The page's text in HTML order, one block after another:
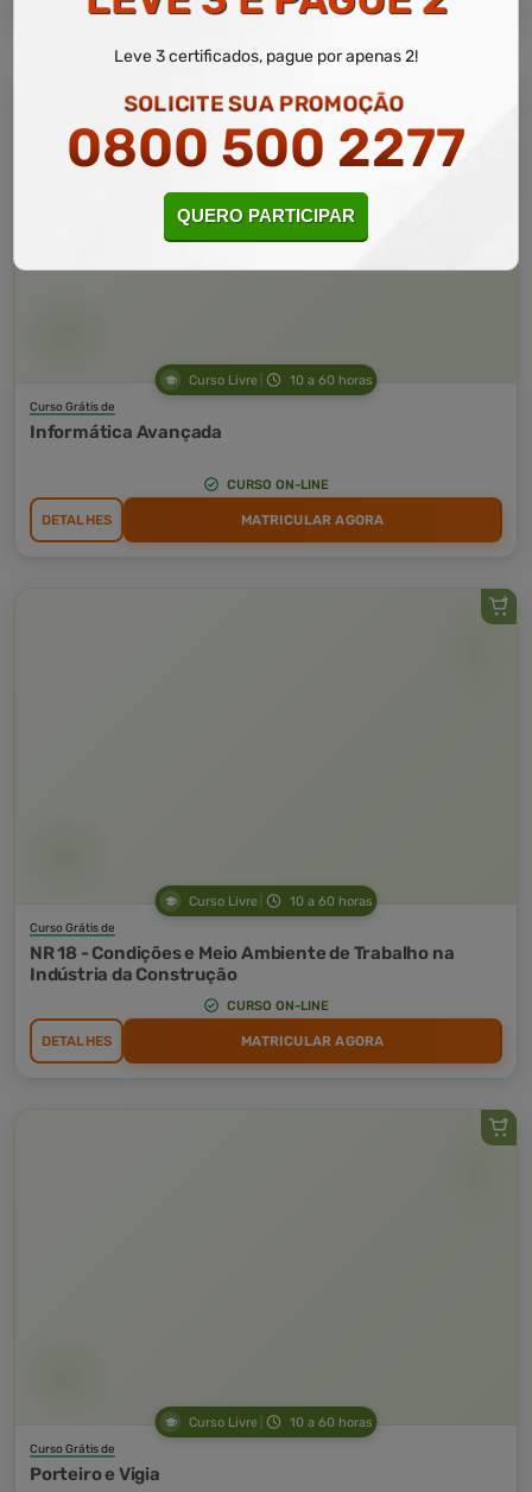
Curso Livre 10 a 60 horas
Curso Grátis de
Informática Avançada
CURSO ON-LINE
DETALHES MATRICULAR AGORA
Curso Livre 10 a 60 horas
Curso Grátis de
NR 18 - Condições e Meio Ambiente de Trabalho na
Indústria da Construção
CURSO ON-LINE
DETALHES MATRICULAR AGORA
Curso Livre 10 a 60 horas
Curso Grátis de
Porteiro e Vigia
Leve 3 certificados, pague por apenas 2!
SOLICITE SUA PROMOÇÃO
0800 500 2277
QUERO PARTICIPAR